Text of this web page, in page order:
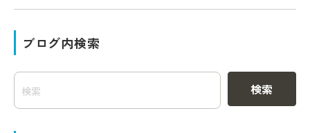
ブログ内検索
検索